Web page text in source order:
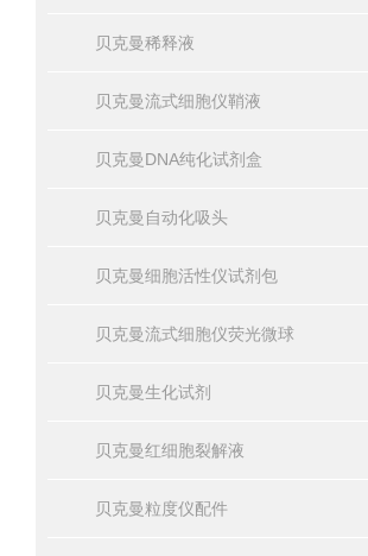
贝克曼稀释液
贝克曼流式细胞仪鞘液
贝克曼DNA纯化试剂盒
贝克曼自动化吸头
贝克曼细胞活性仪试剂包
贝克曼流式细胞仪荧光微球
贝克曼生化试剂
贝克曼红细胞裂解液
贝克曼粒度仪配件